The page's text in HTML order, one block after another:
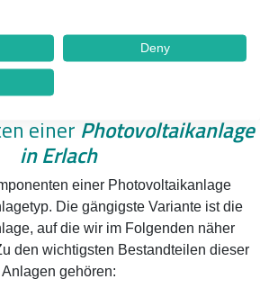
einer Photovoltaikanlage
in Erlach
einer Photovoltaikanlage
Die gängigste Variante ist die
auf die wir im Folgenden näher
den wichtigsten Bestandteilen dieser
Anlagen gehören:
Deny